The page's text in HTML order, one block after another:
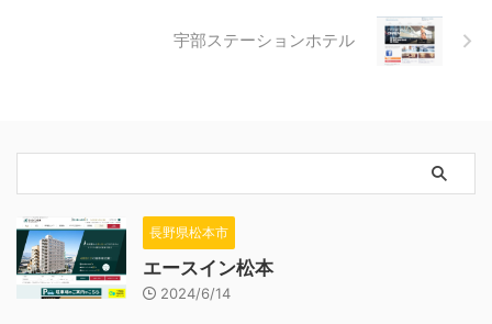
宇部ステーションホテル
長野県松本市
エースイン松本
2024/6/14